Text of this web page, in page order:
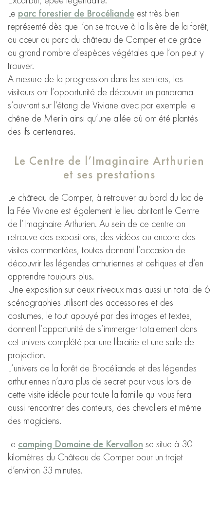
Le parc forestier de Brocéliande est très bien
représenté dès que l’on se trouve à la lisière de la forêt,
au cœur du parc du château de Comper et ce grâce
au grand nombre d’espèces végétales que l’on peut y
trouver.
A mesure de la progression dans les sentiers, les
visiteurs ont l’opportunité de découvrir un panorama
s’ouvrant sur l’étang de Viviane avec par exemple le
chêne de Merlin ainsi qu’une allée où ont été plantés
des ifs centenaires.
Le Centre de l’Imaginaire Arthurien
et ses prestations
Le château de Comper, à retrouver au bord du lac de
la Fée Viviane est également le lieu abritant le Centre
de l’Imaginaire Arthurien. Au sein de ce centre on
retrouve des expositions, des vidéos ou encore des
visites commentées, toutes donnant l’occasion de
découvrir les légendes arthuriennes et celtiques et d’en
apprendre toujours plus.
Une exposition sur deux niveaux mais aussi un total de 6
scénographies utilisant des accessoires et des
costumes, le tout appuyé par des images et textes,
donnent l’opportunité de s’immerger totalement dans
cet univers complété par une librairie et une salle de
projection.
L’univers de la forêt de Brocéliande et des légendes
arthuriennes n’aura plus de secret pour vous lors de
cette visite idéale pour toute la famille qui vous fera
aussi rencontrer des conteurs, des chevaliers et même
des magiciens.
Le camping Domaine de Kervallon se situe à 30
kilomètres du Château de Comper pour un trajet
d’environ 33 minutes.